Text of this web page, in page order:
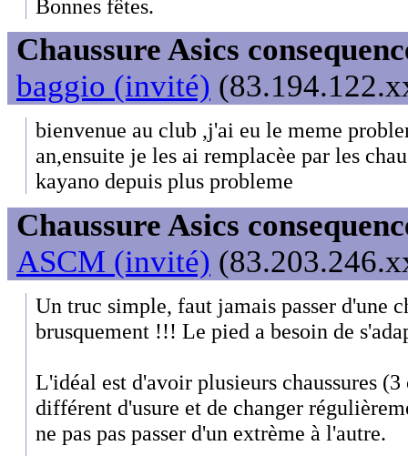
Bonnes fêtes.
Chaussure Asics
baggio (invité)
bienvenue au club ,j'ai eu le meme
an,ensuite je les ai remplacèe par les
kayano depuis plus probleme
Chaussure Asics
ASCM (invité)
Un truc simple, faut jamais passer d'une
brusquement !!! Le pied a besoin de
L'idéal est d'avoir plusieurs chaussures
différent d'usure et de changer
ne pas pas passer d'un extrème à l'autre.